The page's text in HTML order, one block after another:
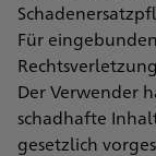
Für
Der Verwender
schadhafte
gesetzlich